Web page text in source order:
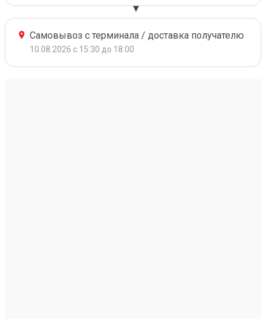
Самовывоз с терминала / доставка получателю
10.08.2026 с 15:30 до 18:00